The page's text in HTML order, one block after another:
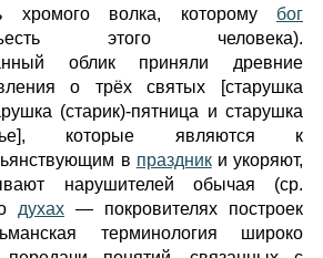
хромого волка, которому бог
этого человека).
облик приняли древние
о трёх святых [старушка
(старик)-пятница и старушка
которые являются к
в праздники укоряют,
нарушителей обычая (ср.
духах — покровителях построек
терминология широко